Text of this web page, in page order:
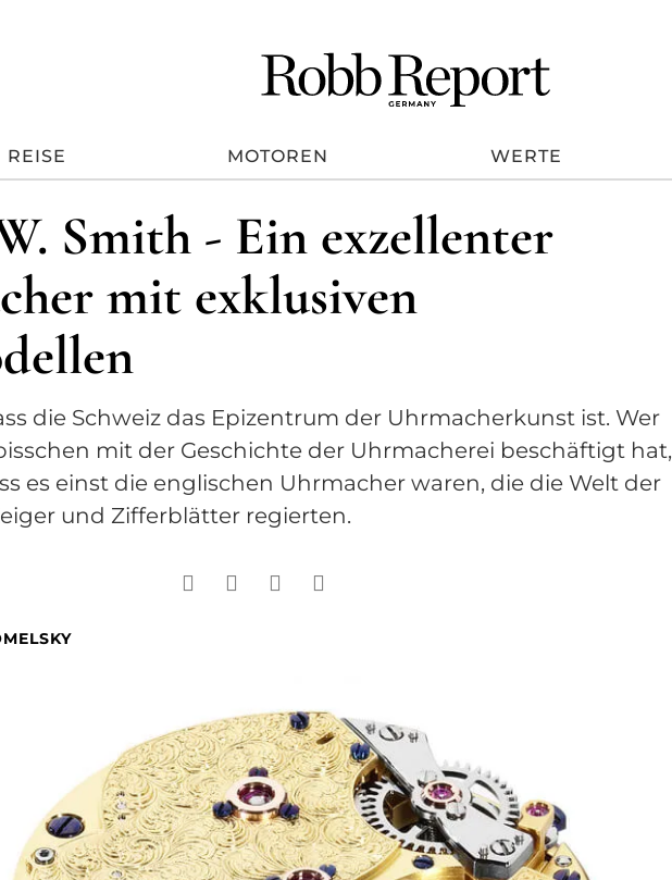
REISE MOTOREN WERTE
Smith - Ein exzellenter
mit exklusiven
die Schweiz das Epizentrum der Uhrmacherkunst ist. Wer
mit der Geschichte der Uhrmacherei beschäftigt hat,
es einst die englischen Uhrmacher waren, die die Welt der
und Zifferblätter regierten.